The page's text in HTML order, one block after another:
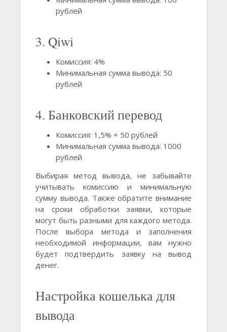
рублей
3. Qiwi
Комиссия: 4%
Минимальная сумма вывода: 50
рублей
4. Банковский перевод
Комиссия: 1,5% + 50 рублей
Минимальная сумма вывода: 1000
рублей
Выбирая метод вывода, не забывайте
учитывать комиссию и минимальную
сумму вывода. Также обратите внимание
на сроки обработки заявки, которые
могут быть разными для каждого метода.
После выбора метода и заполнения
необходимой информации, вам нужно
будет подтвердить заявку на вывод
денег.
Настройка кошелька для
вывода